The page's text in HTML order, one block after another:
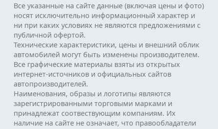
Все указанные на сайте данные (включая цены и фото)
носят исключительно информационный характер и
ни при каких условиях не являются предложениями с
публичной офертой.
Технические характеристики, цены и внешний облик
автомобилей могут быть изменены производителем.
Все графические материалы взяты из открытых
интернет-источников и официальных сайтов
автопроизводителей.
Наименования, образы и логотипы являются
зарегистрированными торговыми марками и
принадлежат соотвествующим компаниям. Их
наличие на сайте не означает, что правообладатели